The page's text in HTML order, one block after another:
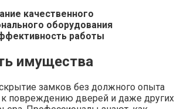
качественного
оборудования
работы
имущества
замков без должного опыта
повреждению дверей и даже других